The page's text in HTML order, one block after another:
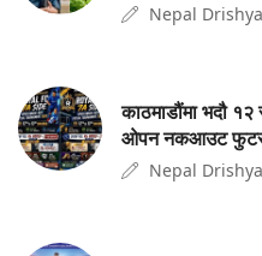
Nepal Drishya
काठमाडौंमा भदौ
ओपन नकआउट फुटसल
Nepal Drishya